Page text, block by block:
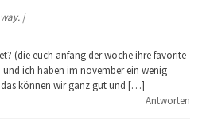
|
(die euch anfang der woche ihre favorite
ich haben im november ein wenig
können wir ganz gut und […]
Antworten